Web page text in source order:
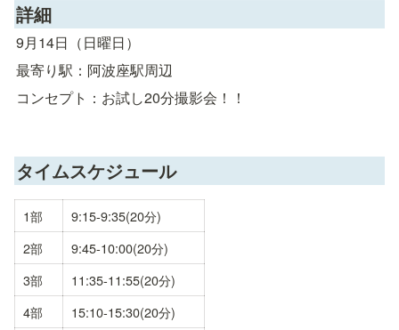
詳細
9月14日（日曜日）
最寄り駅：阿波座駅周辺
コンセプト：お試し20分撮影会！！
タイムスケジュール
1部
9:15-9:35(20分)
2部
9:45-10:00(20分)
3部
11:35-11:55(20分)
4部
15:10-15:30(20分)